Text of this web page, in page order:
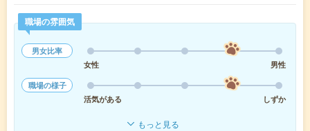
職場の雰囲気
男女比率
女性
男性
職場の様子
活気がある
しずか
もっと見る